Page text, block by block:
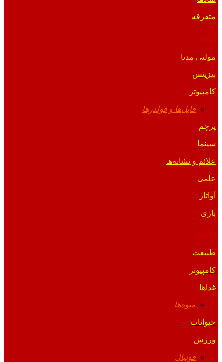
متفرقه
مولتی مدیا
بیزینس
کامپیوتر
فایل‌ها و فولدرها
پرچم
سینما
علائم و نشانه‌ها
علمی
آواتار
بازی
طبیعت
کامپیوتر
غذاها
میوه‌ها
حیوانات
ورزش
فوتبال